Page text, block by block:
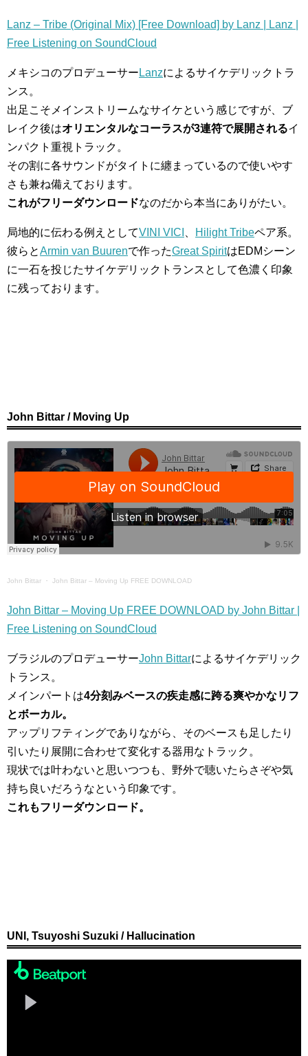
Lanz – Tribe (Original Mix) [Free Download] by Lanz | Lanz |
Free Listening on SoundCloud
メキシコのプロデューサー Lanzによるサイケデリックトラ
ンス。
出足こそメインストリームなサイケという感じですが、ブ
レイク後はオリエンタルなコーラスが3連符で展開されるイ
ンパクト重視トラック。
その割に各サウンドがタイトに纏まっているので使いやす
さも兼ね備えております。
これがフリーダウンロードなのだから本当にありがたい。
局地的に伝わる例えとしてVINI VICI Hilight Tribeペア系。
彼らとArmin van Buurenで作ったGreat SpiritはEDMシーン
に一石を投じたサイケデリックトランスとして色濃く印象
に残っております。
John Bittar / Moving Up
John Bittar ・ John Bittar – Moving Up FREE DOWNLOAD
John Bittar – Moving Up FREE DOWNLOAD by John Bittar |
Free Listening on SoundCloud
ブラジルのプロデューサーJohn Bittarによるサイケデリック
トランス。
メインパートは4分刻みベースの疾走感に跨る爽やかなリフ
とボーカル。
アップリフティングでありながら、そのベースも足したり
引いたり展開に合わせて変化する器用なトラック。
現状では叶わないと思いつつも、野外で聴いたらさぞや気
持ち良いだろうなという印象です。
これもフリーダウンロード。
UNI, Tsuyoshi Suzuki / Hallucination